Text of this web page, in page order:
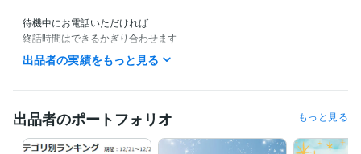
待機中にお電話いただければ
終話時間はできるかぎり合わせます
待機予定時間は前後する場合や直前に変更になることもあります
「普通に話せる友達がほしい」と感じている方はぜひお話しましょう！
「どう思いますか？」と意見を求められた場合はできるかぎり率直な意
出品者の実績をもっと見る
出品者のポートフォリオ もっと見る